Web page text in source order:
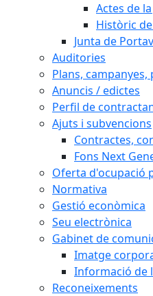
Actes de
Històric
Junta de
Auditories
Plans,
Anuncis / edictes
Perfil de
Ajuts i subvencions
Contractes,
Fons Next
Oferta d'ocupació
Normativa
Gestió econòmica
Seu electrònica
Gabinet de
Imatge
Informació de
Reconeixements